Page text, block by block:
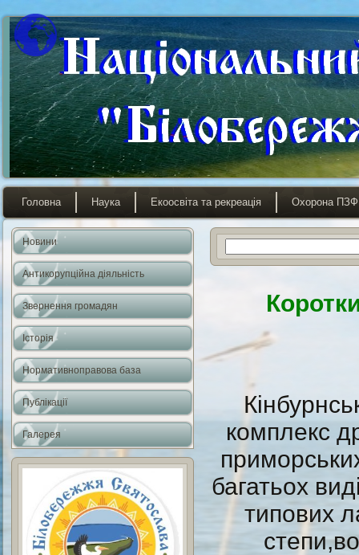
Головна Наука Екоосвіта та рекреація Охорона ПЗФ
Новини
Антикорупційна діяльність
Звернення громадян
Історія
Нормативноправова база
Публікації
Галерея
комплекс
багатьох
типових